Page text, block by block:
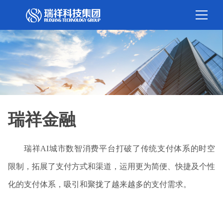
瑞祥金融
瑞祥AI城市数智消费平台打破了传统支付体系的时空
限制，拓展了支付方式和渠道，运用更为简便、快捷及个性
化的支付体系，吸引和聚拢了越来越多的支付需求。